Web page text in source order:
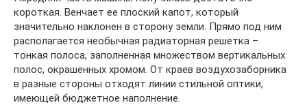
короткая. Венчает ее плоский капот, который
значительно наклонен в сторону земли. Прямо под ним
располагается необычная радиаторная решетка –
тонкая полоса, заполненная множеством вертикальных
полос, окрашенных хромом. От краев воздухозаборника
в разные стороны отходят линии стильной оптики,
имеющей бюджетное наполнение.